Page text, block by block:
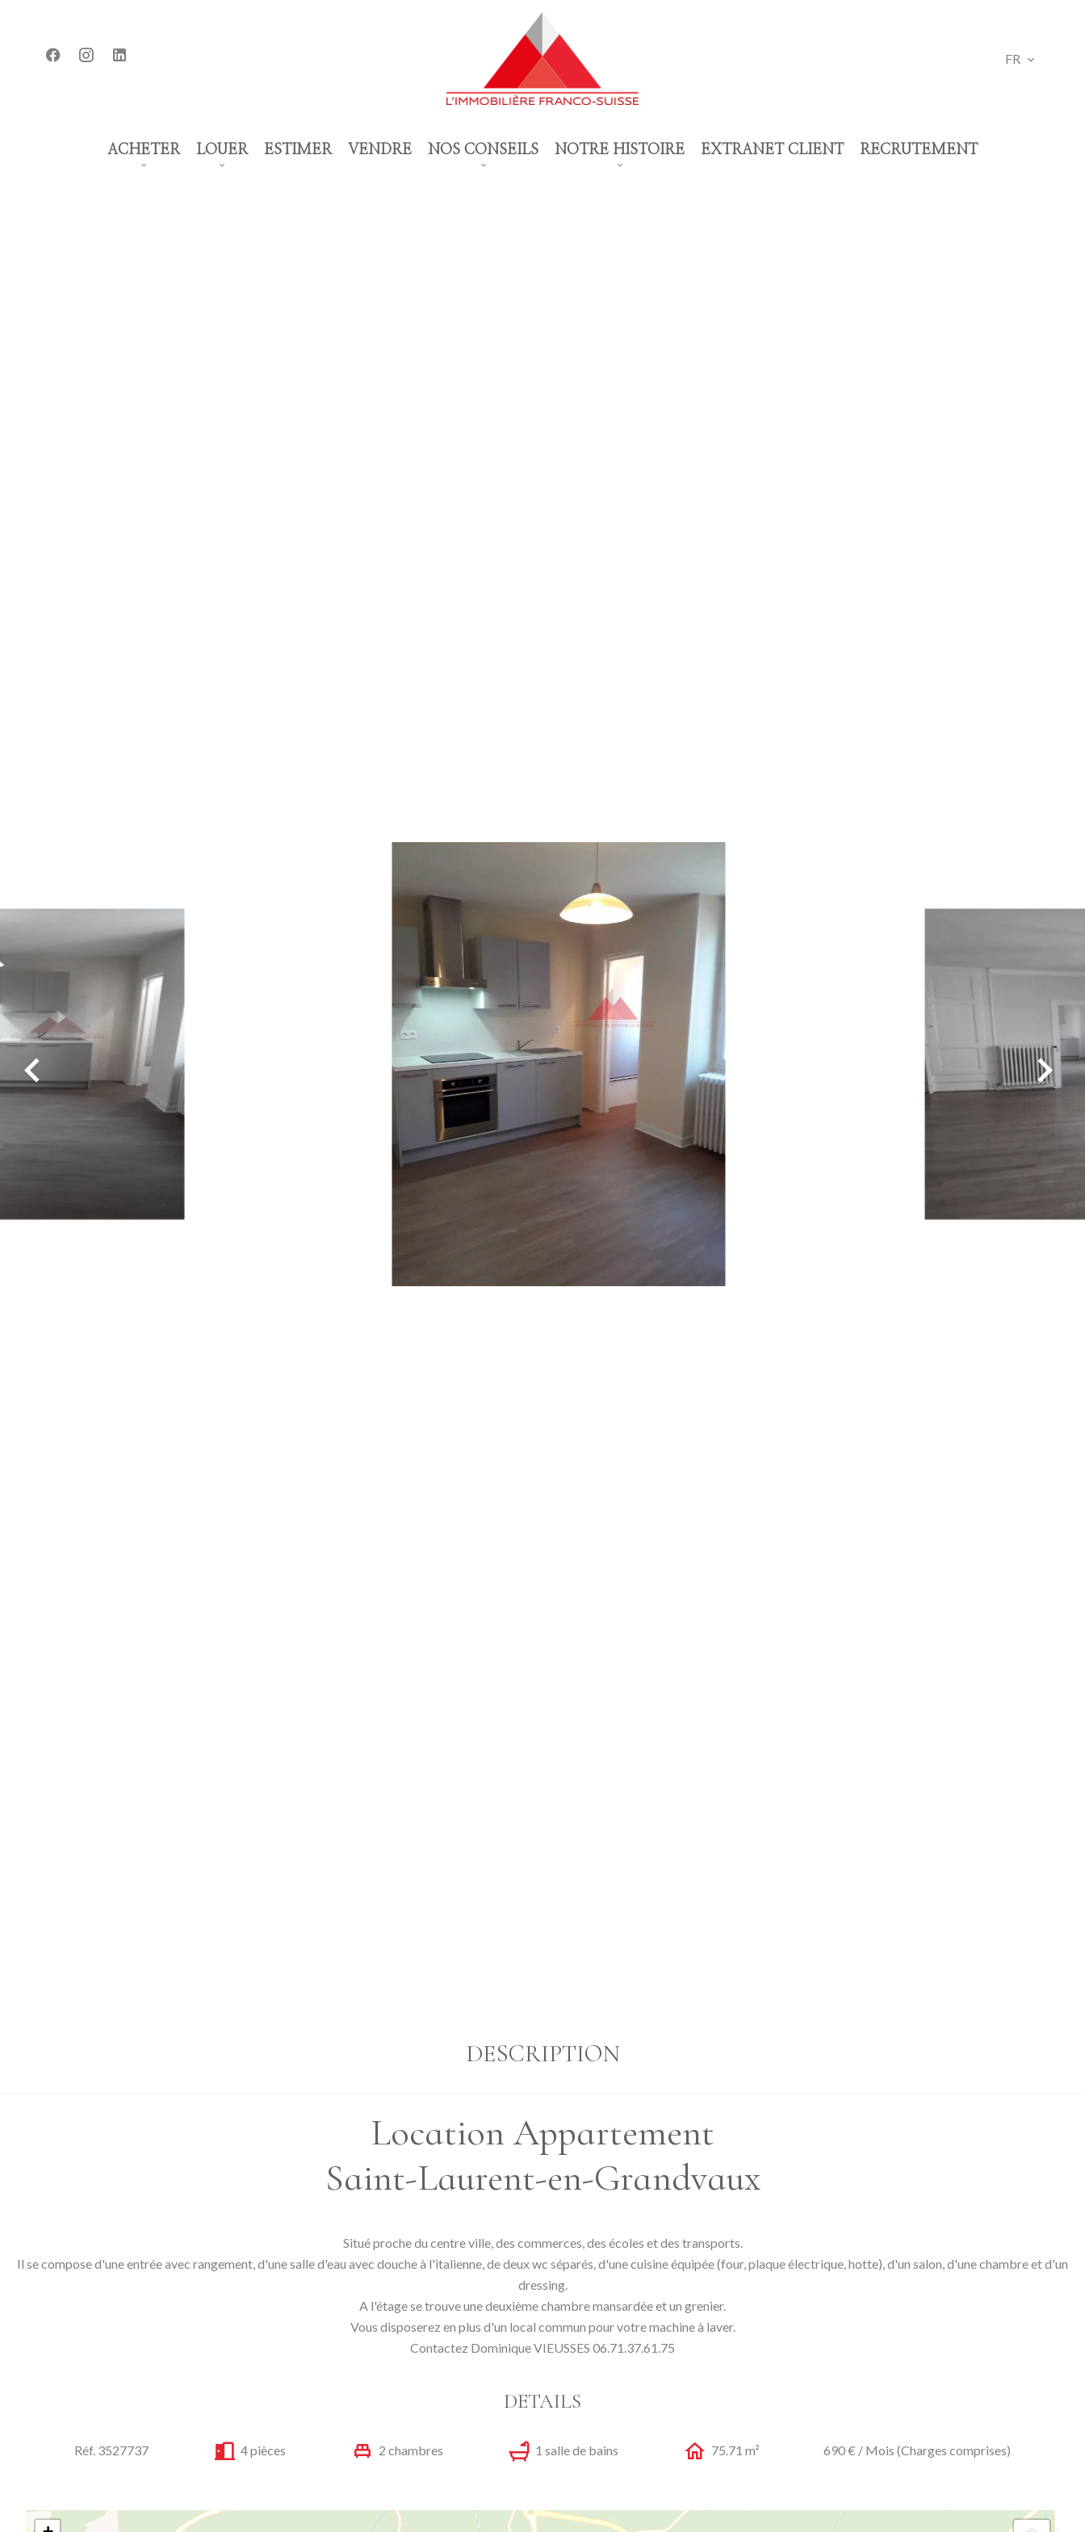
ACHETER LOUER ESTIMER VENDRE NOS CONSEILS NOTRE HISTOIRE EXTRANET CLIENT RECRUTEMENT
FR
DESCRIPTION
Location Appartement
Saint-Laurent-en-Grandvaux
Situé proche du centre ville, des commerces, des écoles et des transports.
Il se compose d'une entrée avec rangement, d'une salle d'eau avec douche à l'italienne, de deux wc séparés, d'une cuisine équipée (four, plaque électrique, hotte), d'un salon, d'une chambre et d'un
dressing.
A l'étage se trouve une deuxième chambre mansardée et un grenier.
Vous disposerez en plus d'un local commun pour votre machine à laver.
Contactez Dominique VIEUSSES 06.71.37.61.75
DETAILS
Réf. 3527737 4 pièces 2 chambres 1 salle de bains 75.71 m² 690 € / Mois (Charges comprises)